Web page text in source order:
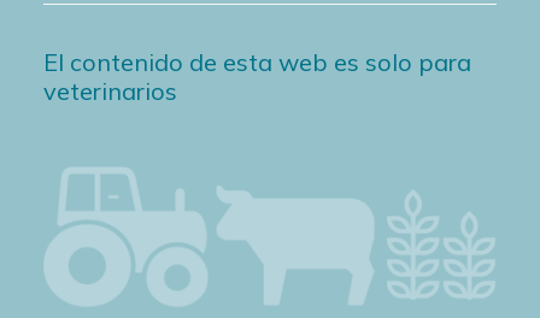
El contenido de esta web es solo para
veterinarios